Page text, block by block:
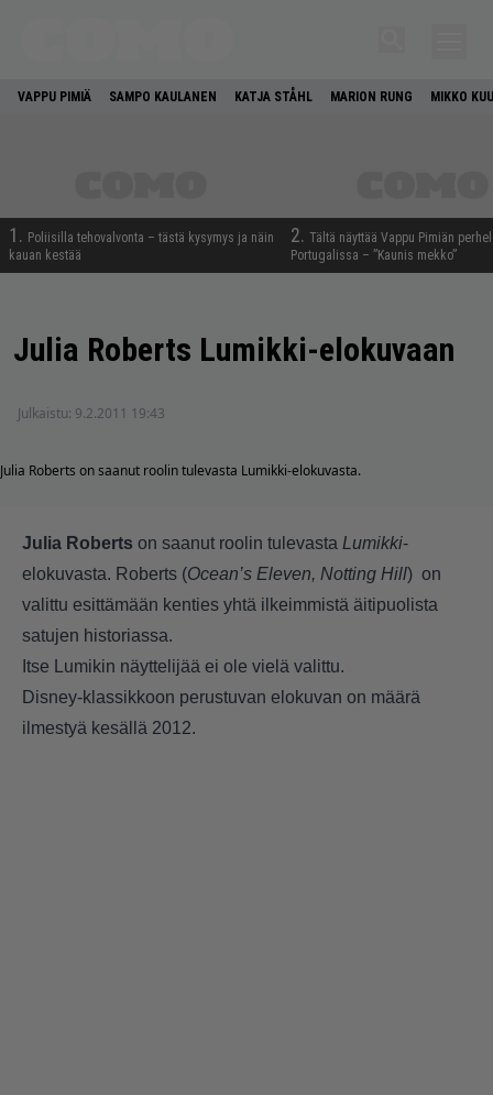
VAPPU PIMIÄ SAMPO KAULANEN KATJA STÅHL MARION RUNG MIKKO
1. Poliisilla tehovalvonta – tästä kysymys ja näin
kauan kestää
2. Tältä näyttää Vappu Pimiän
Portugalissa – ”Kaunis mekko”
Julia Roberts Lumikki-elokuvaan
Julkaistu: 9.2.2011 19:43
Julia Roberts on saanut roolin tulevasta Lumikki-elokuvasta.
Julia Roberts on saanut roolin tulevasta Lumikki-
elokuvasta. Roberts (Ocean’s Eleven, Notting Hill) on
valittu esittämään kenties yhtä ilkeimmistä äitipuolista
satujen historiassa.
Itse Lumikin näyttelijää ei ole vielä valittu.
Disney-klassikkoon perustuvan elokuvan on määrä
ilmestyä kesällä 2012.